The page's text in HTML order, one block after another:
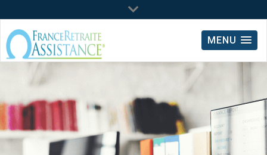
Lun - Ven : 09:00 - 18:00
09.64.02.66.54
MENU